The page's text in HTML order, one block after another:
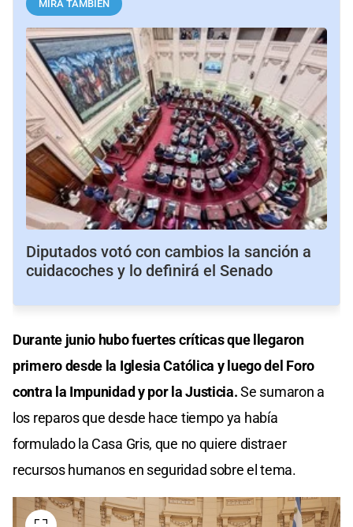
MIRÁ TAMBIÉN
Diputados votó con cambios la sanción a
cuidacoches y lo definirá el Senado
Durante junio hubo fuertes críticas que llegaron
primero desde la Iglesia Católica y luego del Foro
contra la Impunidad y por la Justicia.Se sumaron a
los reparos que desde hace tiempo ya había
formulado la Casa Gris, que no quiere distraer
recursos humanos en seguridad sobre el tema.